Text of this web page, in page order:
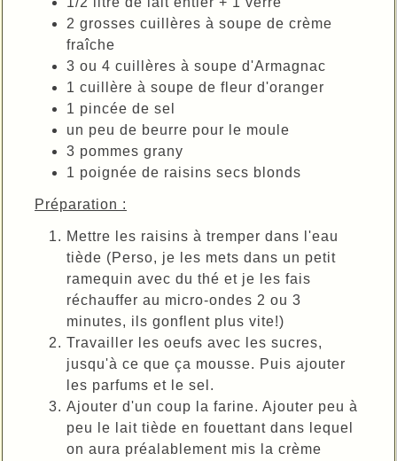
2 grosses cuillères à soupe de crème
fraîche
3 ou 4 cuillères à soupe d'Armagnac
1 cuillère à soupe de fleur d'oranger
1 pincée de sel
un peu de beurre pour le moule
3 pommes grany
1 poignée de raisins secs blonds
Préparation :
Mettre les raisins à tremper dans l'eau
tiède (Perso, je les mets dans un petit
ramequin avec du thé et je les fais
réchauffer au micro-ondes 2 ou 3
minutes, ils gonflent plus vite!)
Travailler les oeufs avec les sucres,
jusqu'à ce que ça mousse. Puis ajouter
les parfums et le sel.
Ajouter d'un coup la farine. Ajouter peu à
peu le lait tiède en fouettant dans lequel
on aura préalablement mis la crème